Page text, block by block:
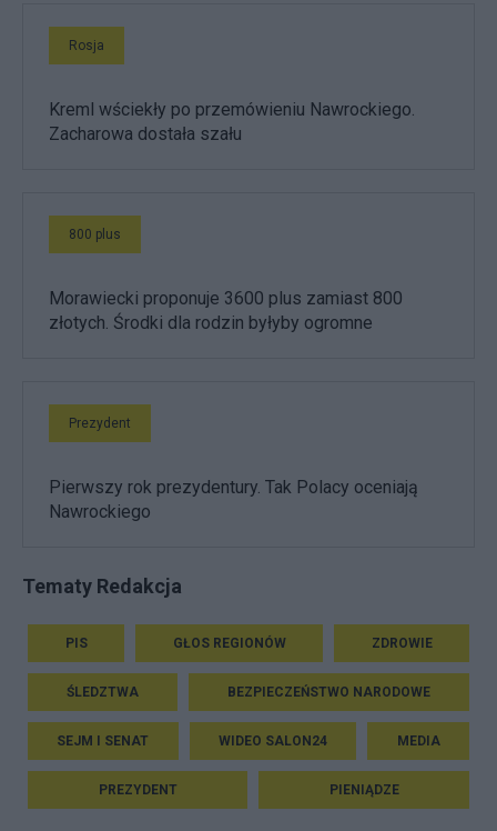
Rosja
Kreml wściekły po przemówieniu Nawrockiego.
Zacharowa dostała szału
800 plus
Morawiecki proponuje 3600 plus zamiast 800
złotych. Środki dla rodzin byłyby ogromne
Prezydent
Pierwszy rok prezydentury. Tak Polacy oceniają
Nawrockiego
Tematy Redakcja
PIS GŁOS REGIONÓW ZDROWIE
ŚLEDZTWA BEZPIECZEŃSTWO NARODOWE
SEJM I SENAT WIDEO SALON24 MEDIA
PREZYDENT PIENIĄDZE